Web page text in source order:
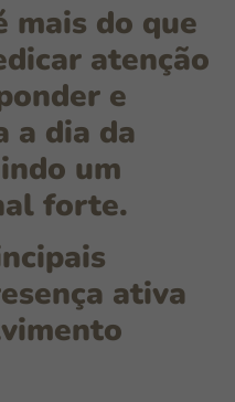
mais do que
atenção
e
a dia da
um
forte.
ativa